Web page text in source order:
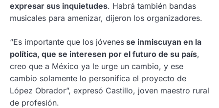
expresar sus inquietudes. Habrá también bandas
musicales para amenizar, dijeron los organizadores.
“Es importante que los jóvenes se inmiscuyan en la
política, que se interesen por el futuro de su país,
creo que a México ya le urge un cambio, y ese
cambio solamente lo personifica el proyecto de
López Obrador”, expresó Castillo, joven maestro rural
de profesión.